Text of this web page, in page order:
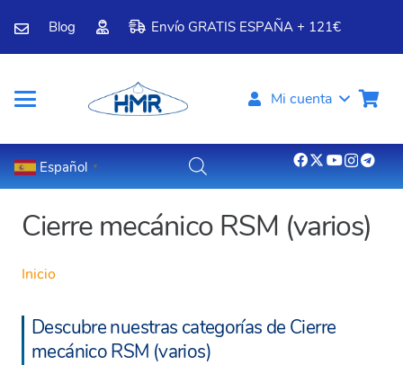
Blog Envío GRATIS ESPAÑA + 121€
Mi cuenta
Español ▼
Cierre mecánico RSM (varios)
Inicio
Descubre nuestras categorías de Cierre
mecánico RSM (varios)